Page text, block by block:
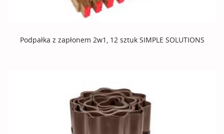
Podpałka z zapłonem 2w1, 12 sztuk SIMPLE SOLUTIONS